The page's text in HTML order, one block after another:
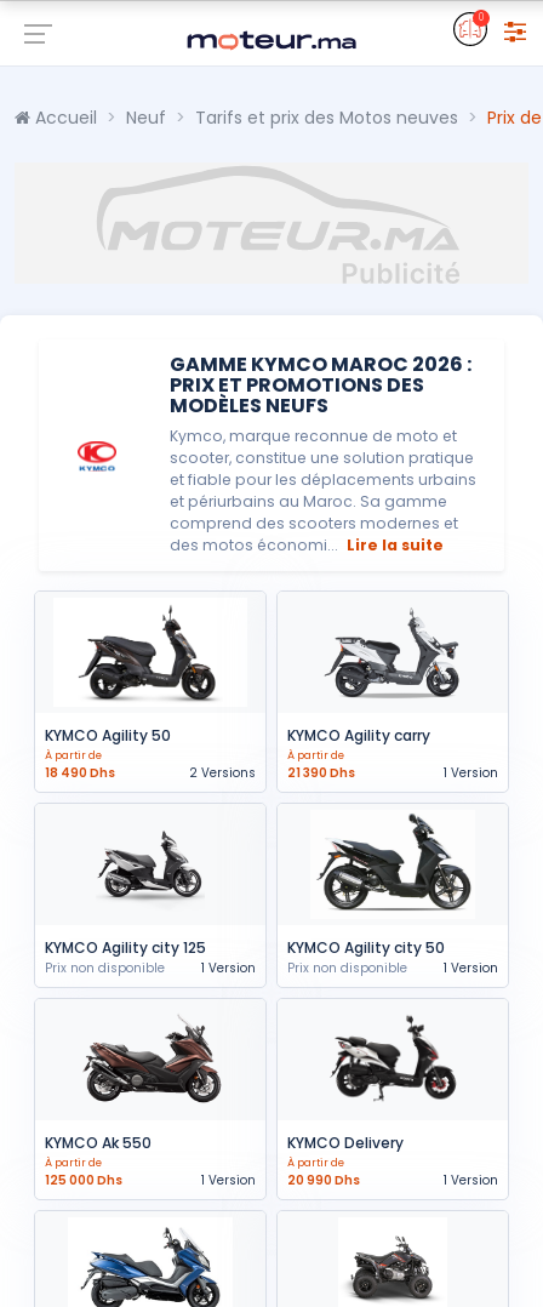
0
Accueil Neuf Tarifs et prix des Motos neuves Prix
GAMME KYMCO MAROC 2026 :
PRIX ET PROMOTIONS DES
MODÈLES NEUFS
Kymco, marque reconnue de moto et
scooter, constitue une solution pratique
et fiable pour les déplacements urbains
et périurbains au Maroc. Sa gamme
comprend des scooters modernes et
des motos économi... Lire la suite
KYMCO Agility 50
À partir de
18 490 Dhs 2 Versions
KYMCO Agility carry
À partir de
21 390 Dhs 1 Version
KYMCO Agility city 125
Prix non disponible 1 Version
KYMCO Agility city 50
Prix non disponible 1 Version
KYMCO Ak 550
À partir de
125 000 Dhs 1 Version
KYMCO Delivery
À partir de
20 990 Dhs 1 Version